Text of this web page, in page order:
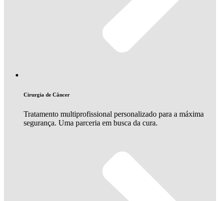
Cirurgia de Câncer
Tratamento multiprofissional personalizado para a máxima
segurança. Uma parceria em busca da cura.